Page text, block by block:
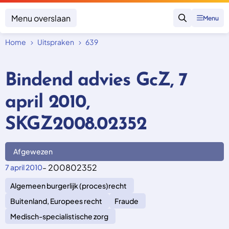
Menu overslaan
Zoeken
Menu
Onderwerpen
Zorgverzekering afsluiten
Zorgverzekering betalen
Vergoeding van zorg
Zorg in het buitenland
Geen zorgverzekering
Focus en impact
Uitspraken
Over SKGZ
Nieuws
Casussen
Vacatures
Home Uitspraken 639
Bindend advies GcZ, 7
april 2010,
SKGZ2008.02352
Afgewezen
7 april 2010- 200802352
Algemeen burgerlijk (proces)recht
Buitenland, Europees recht
Fraude
Medisch-specialistische zorg